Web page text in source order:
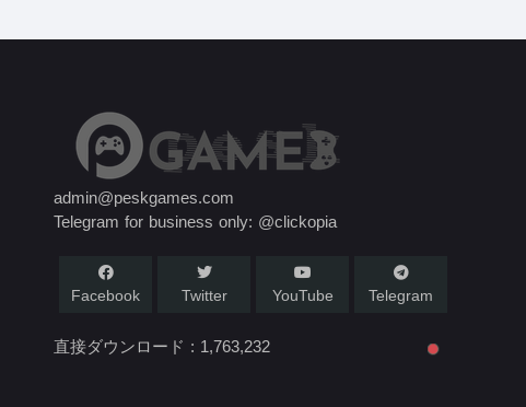
admin@peskgames.com
Telegram for business only: @clickopia
Facebook Twitter YouTube Telegram
直接ダウンロード : 1,763,232